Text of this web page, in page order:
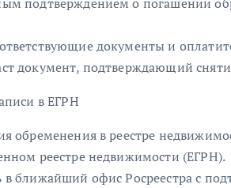
документы и
документ, подтверждающий
в ЕГРН
обременения в реестре
реестре недвижимости (ЕГРН).
в ближайший офис Росреестра с